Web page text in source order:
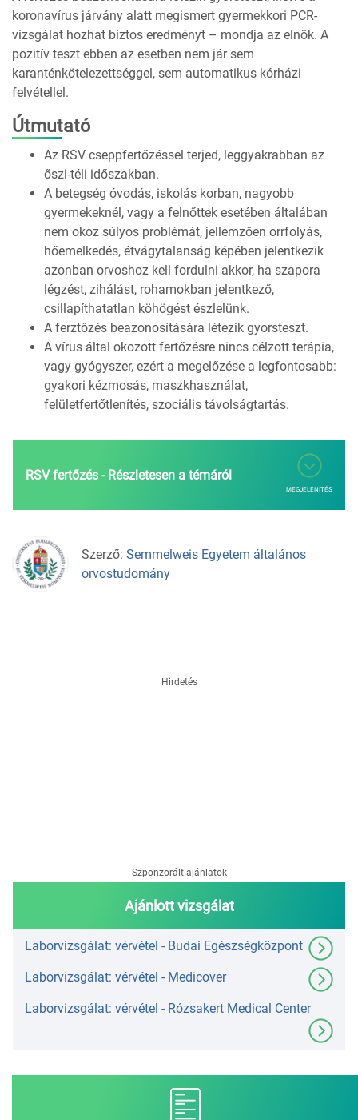
koronavírus járvány alatt megismert gyermekkori PCR-
vizsgálat hozhat biztos eredményt – mondja az elnök. A
pozitív teszt ebben az esetben nem jár sem
karanténkötelezettséggel, sem automatikus kórházi
felvétellel.
Útmutató
Az RSV cseppfertőzéssel terjed, leggyakrabban az
őszi-téli időszakban.
A betegség óvodás, iskolás korban, nagyobb
gyermekeknél, vagy a felnőttek esetében általában
nem okoz súlyos problémát, jellemzően orrfolyás,
hőemelkedés, étvágytalanság képében jelentkezik
azonban orvoshoz kell fordulni akkor, ha szapora
légzést, zihálást, rohamokban jelentkező,
csillapíthatatlan köhögést észlelünk.
A ferztőzés beazonosítására létezik gyorsteszt.
A vírus által okozott fertőzésre nincs célzott terápia,
vagy gyógyszer, ezért a megelőzése a legfontosabb:
gyakori kézmosás, maszkhasználat,
felületfertőtlenítés, szociális távolságtartás.
RSV fertőzés - Részletesen a témáról
MEGJELENÍTÉS
Szerző: Semmelweis Egyetem általános
orvostudomány
Hirdetés
Ajánlott vizsgálat
Szponzorált ajánlatok
Laborvizsgálat: vérvétel - Budai Egészségközpont
Laborvizsgálat: vérvétel - Medicover
Laborvizsgálat: vérvétel - Rózsakert Medical Center